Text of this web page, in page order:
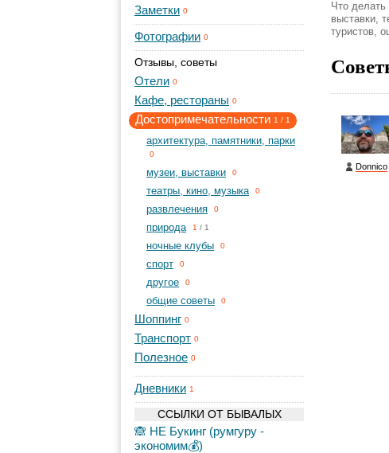
Заметки 0
Фотографии 0
Отзывы, советы
Отели 0
Кафе, рестораны 0
Достопримечательности 1 / 1
архитектура, памятники, парки
0
музеи, выставки 0
театры, кино, музыка 0
развлечения 0
природа 1 / 1
ночные клубы 0
спорт 0
другое 0
общие советы 0
Шоппинг 0
Транспорт 0
Полезное 0
Дневники 1
ССЫЛКИ ОТ БЫВАЛЫХ
🙈 НЕ Букинг (румгуру -
экономим💰)
Что делать
выставки,
туристов,
Donnico